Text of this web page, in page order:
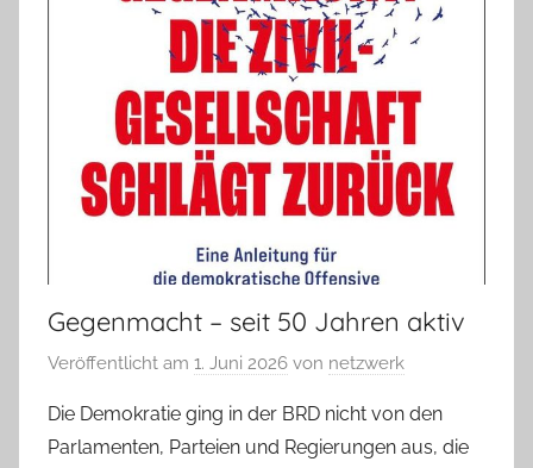
Gegenmacht – seit 50 Jahren aktiv
Veröffentlicht am 1. Juni 2026 von netzwerk
Die Demokratie ging in der BRD nicht von den
Parlamenten, Parteien und Regierungen aus, die